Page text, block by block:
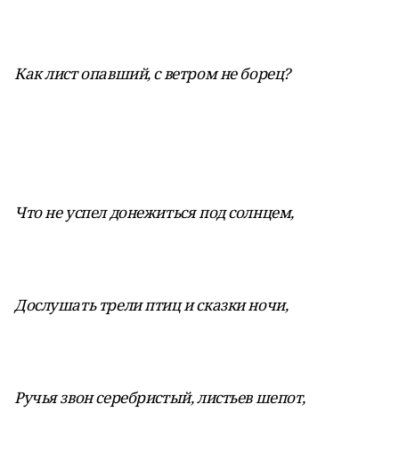
Как лист опавший, с ветром не борец?
Что не успел донежиться под солнцем,
Дослушать трели птиц и сказки ночи,
Ручья звон серебристый, листьев шепот,